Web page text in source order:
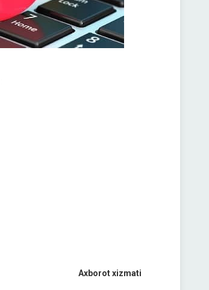
Axborot xizmati